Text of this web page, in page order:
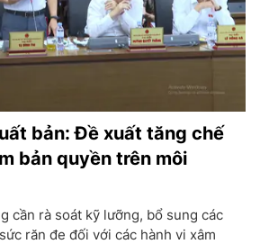
bản: Đề xuất tăng chế
bản quyền trên môi
cần rà soát kỹ lưỡng, bổ sung các
răn đe đối với các hành vi xâm